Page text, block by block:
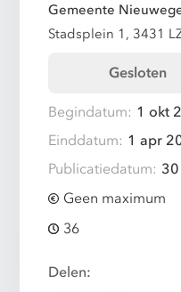
Gemeente
Stadsplein 1, 3431
Gesloten
Begindatum: 1 okt
Einddatum: 1 apr
Publicatiedatum:
Geen maximum
36
Delen: